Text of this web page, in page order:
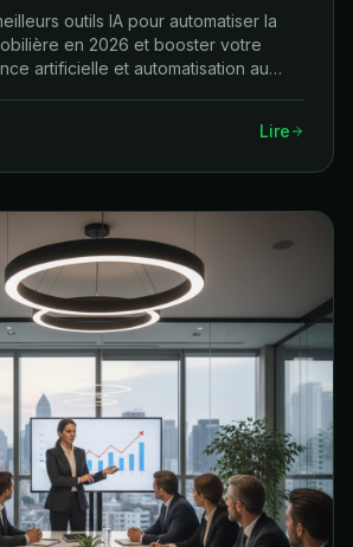
en 2026outils IA pour automatiser la
en 2026 et booster votre
artificielle et automatisation au
Lire